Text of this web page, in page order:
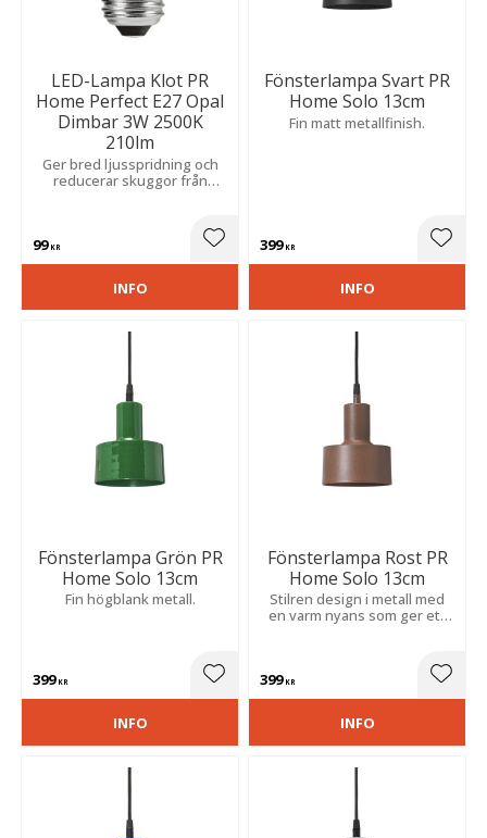
LED-Lampa Klot PR
Home Perfect E27 Opal
Dimbar 3W 2500K
210lm
Ger bred ljusspridning och
reducerar skuggor från
99KR Lägg till i favoriter
INFO
Fönsterlampa Svart PR
Home Solo 13cm
Fin matt metallfinish.
399KR
INFO
Fönsterlampa Grön PR
Home Solo 13cm
Fin högblank metall.
399KR Lägg till i favoriter
INFO
Fönsterlampa Rost PR
Home Solo 13cm
Stilren design i metall med
en varm nyans som ger ett
399KR
INFO